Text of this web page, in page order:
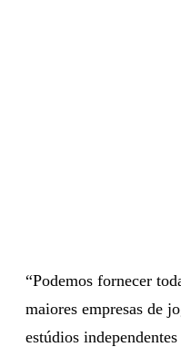
“Podemos fornecer
maiores empresas de
estúdios